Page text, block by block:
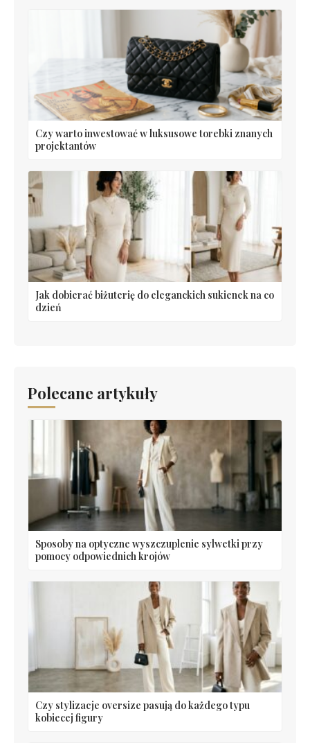
Czy warto inwestować w luksusowe torebki znanych
projektantów
Jak dobierać biżuterię do eleganckich sukienek na co
dzień
Polecane artykuły
Sposoby na optyczne wyszczuplenie sylwetki przy
pomocy odpowiednich krojów
Czy stylizacje oversize pasują do każdego typu
kobiecej figury